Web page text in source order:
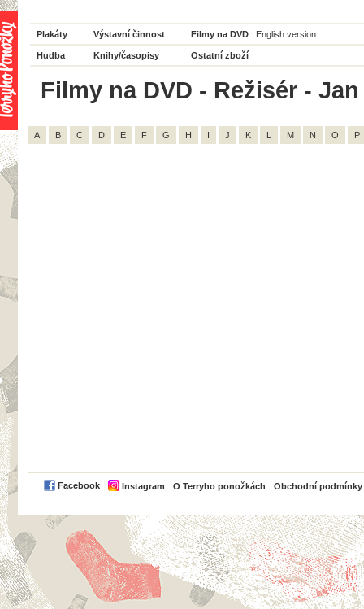
Plakáty Výstavní činnost Filmy na DVD English version
Hudba Knihy/časopisy Ostatní zboží
Filmy na DVD - Režisér -
A B C D E F G H I J K L M N O P
Facebook Instagram O Terryho ponožkách Obchodní podmínky
PayPal